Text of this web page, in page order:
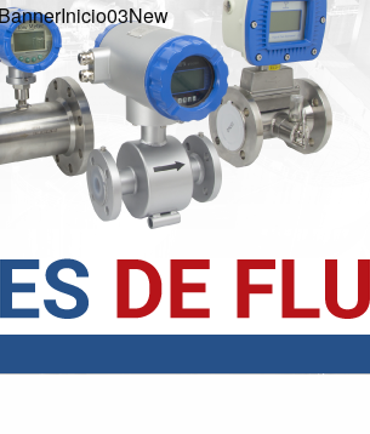
BannerInicio04New